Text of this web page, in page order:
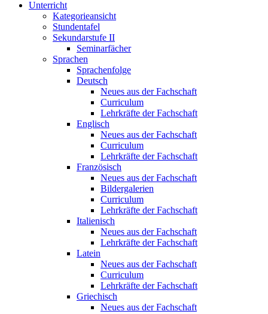
Unterricht
Kategorieansicht
Stundentafel
Sekundarstufe II
Seminarfächer
Sprachen
Sprachenfolge
Deutsch
Neues aus der Fachschaft
Curriculum
Lehrkräfte der Fachschaft
Englisch
Neues aus der Fachschaft
Curriculum
Lehrkräfte der Fachschaft
Französisch
Neues aus der Fachschaft
Bildergalerien
Curriculum
Lehrkräfte der Fachschaft
Italienisch
Neues aus der Fachschaft
Lehrkräfte der Fachschaft
Latein
Neues aus der Fachschaft
Curriculum
Lehrkräfte der Fachschaft
Griechisch
Neues aus der Fachschaft